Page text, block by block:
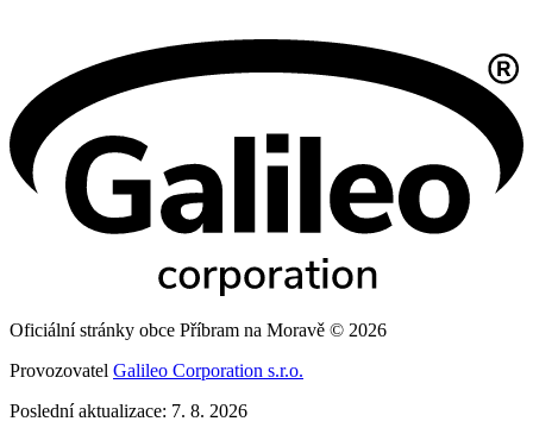
Oficiální stránky obce Příbram na Moravě © 2026
Provozovatel Galileo Corporation s.r.o.
Poslední aktualizace: 7. 8. 2026